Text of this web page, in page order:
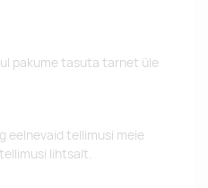
pakume tasuta tarnet üle
eelnevaid tellimusi meie
lihtsalt.